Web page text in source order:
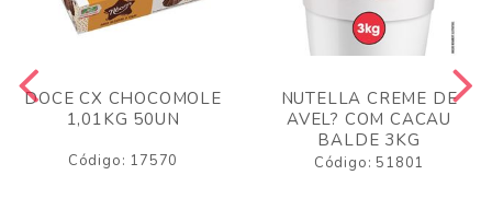
DOCE CX CHOCOMOLE
1,01KG 50UN
Código: 17570
NUTELLA CREME DE
AVEL? COM CACAU
BALDE 3KG
Código: 51801